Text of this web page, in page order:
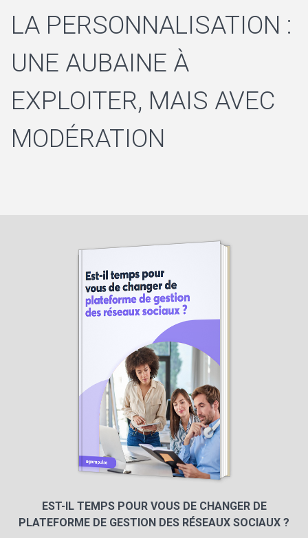
LA PERSONNALISATION :
UNE AUBAINE À
EXPLOITER, MAIS AVEC
MODÉRATION
EST-IL TEMPS POUR VOUS DE CHANGER DE
PLATEFORME DE GESTION DES RÉSEAUX SOCIAUX ?